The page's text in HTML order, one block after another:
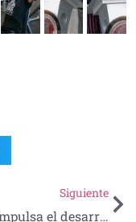
Siguiente
UNE impulsa el desarrollo de trabajadoras de la industria pesquera con el programa NODESS